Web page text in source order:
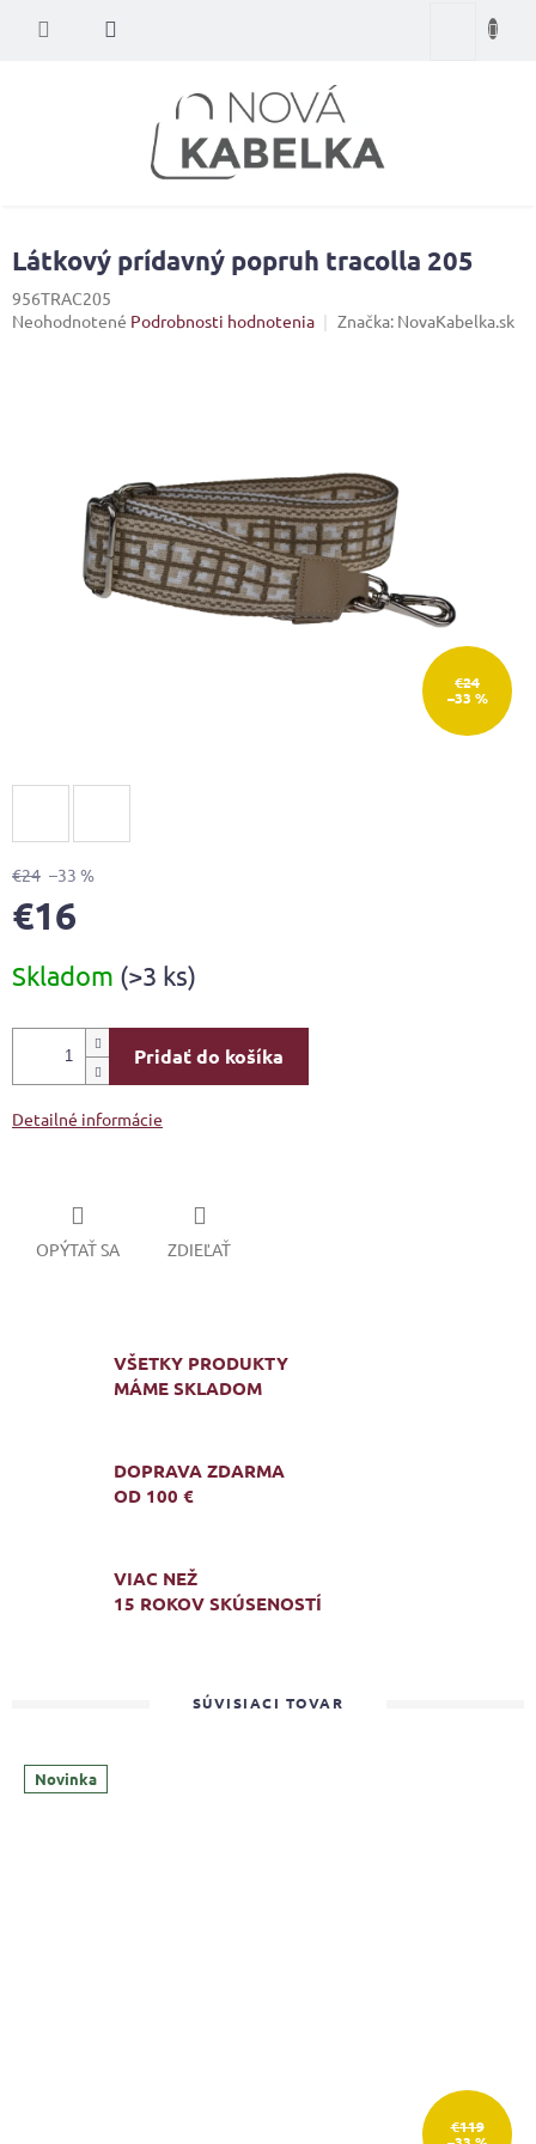
Nákupný
Látkový prídavný popruh tracolla 205
956TRAC205
Priemerné
Neohodnotené Podrobnosti hodnotenia Značka: NovaKabelka.sk
€24
–33 %
€24 –33 %
€16
cena:
Skladom (>3 ks)
Pridať do košíka
Detailné informácie
OPÝTAŤ SA ZDIEĽAŤ
VŠETKY PRODUKTY
MÁME SKLADOM
DOPRAVA ZDARMA
OD 100 €
VIAC NEŽ
15 ROKOV SKÚSENOSTÍ
SÚVISIACI TOVAR
Novinka
€119